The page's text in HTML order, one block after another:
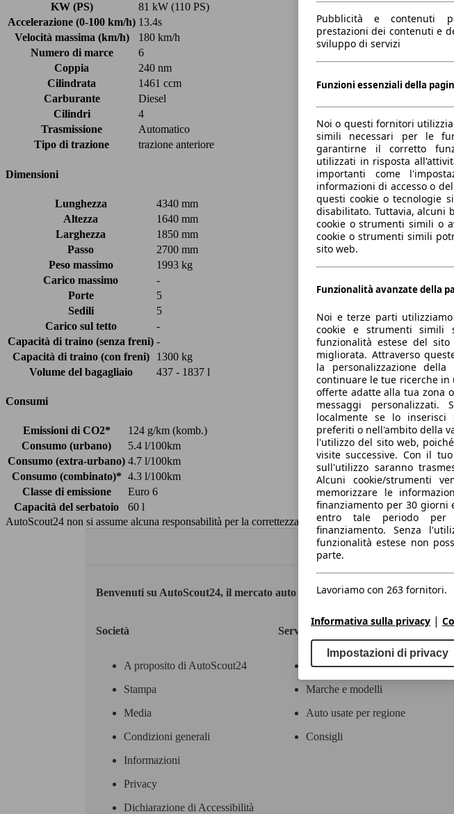
KW (PS)
81 kW (110 PS)
Accelerazione (0-100 km/h) 13.4s
Velocità massima (km/h)
180 km/h
Numero di marce
6
Coppia
240 nm
Cilindrata
1461 ccm
Carburante
Diesel
Cilindri
4
Trasmissione
Automatico
Tipo di trazione
trazione anteriore
Dimensioni
Lunghezza
4340 mm
Altezza
1640 mm
Larghezza
1850 mm
Passo
2700 mm
Peso massimo
1993 kg
Carico massimo
-
Porte
5
Sedili
5
Carico sul tetto
-
Capacità di traino (senza freni) -
Capacità di traino (con freni)
1300 kg
Volume del bagagliaio
437 - 1837 l
Consumi
Emissioni di CO2*
124 g/km (komb.)
Consumo (urbano)
5.4 l/100km
Consumo (extra-urbano) 4.7 l/100km
Consumo (combinato)* 4.3 l/100km
Classe di emissione
Euro 6
Capacità del serbatoio
60 l
AutoScout24 non si assume alcuna responsabilità per la correttezza dei dati.
Benvenuti su AutoScout24, il mercato auto europeo.
Società
A proposito di AutoScout24
Stampa
Media
Condizioni generali
Informazioni
Privacy
Dichiarazione di Accessibilità
Servizi
Contatti
Marche e modelli
Auto usate per regione
Consigli
Pubblicità e contenuti
prestazioni dei contenuti e
sviluppo di servizi
Funzioni essenziali della
Noi o questi fornitori
simili necessari per le
garantirne il corretto
utilizzati in risposta
importanti come
informazioni di accesso o
questi cookie o tecnologie
disabilitato. Tuttavia, alcuni
cookie o strumenti simili o
cookie o strumenti simili
sito web.
Funzionalità avanzate della
Noi e terze parti
cookie e strumenti
funzionalità estese del
migliorata. Attraverso
la personalizzazione
continuare le tue ricerche in
offerte adatte alla tua zona
messaggi
localmente se lo
preferiti o nell'ambito della
l'utilizzo del sito web,
visite successive. Con il
sull'utilizzo saranno
Alcuni cookie/strumenti
memorizzare le
finanziamento per 30 giorni
entro tale periodo per
finanziamento. Senza
funzionalità estese non
parte.
Lavoriamo con 263 fornitori.
Informativa sulla privacy |
Impostazioni di privacy